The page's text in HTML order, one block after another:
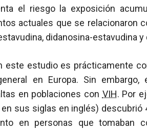
el riesgo la exposición
actuales que se relacionaron
didanosina-estavudina
este estudio es prácticamente
en Europa. Sin embargo,
en poblaciones con VIH. Por
en sus siglas en inglés)
en personas que tomaban